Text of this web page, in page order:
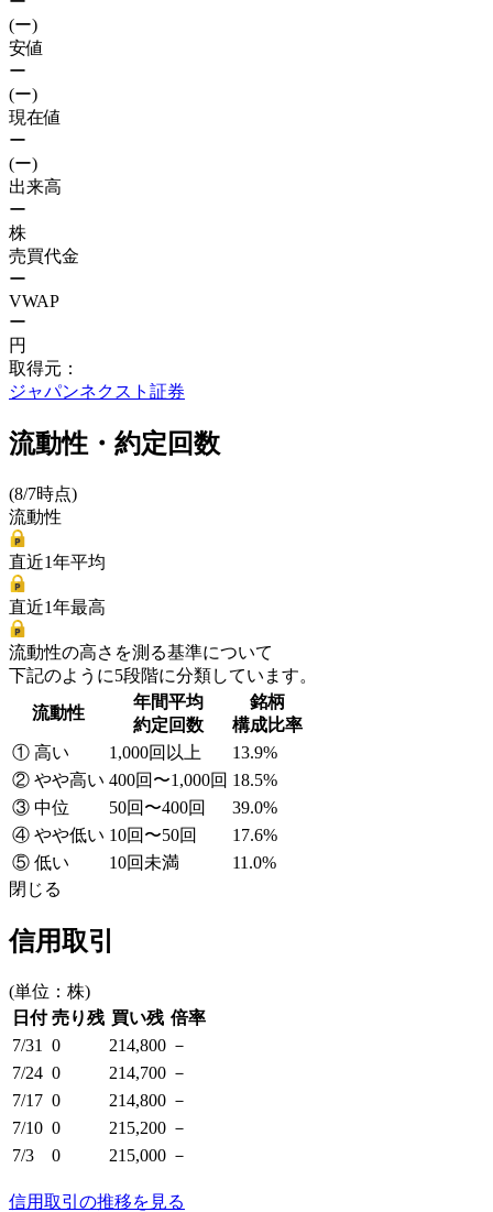
(ー)
安値
ー
(ー)
現在値
ー
(ー)
出来高
ー
株
売買代金
ー
VWAP
ー
円
取得元：
ジャパンネクスト証券
流動性・約定回数
(8/7時点)
流動性
直近1年平均
直近1年最高
流動性の高さを測る基準について
下記のように5段階に分類しています。
流動性
年間平均
約定回数
銘柄
構成比率
① 高い
1,000回以上
13.9%
② やや高い 400回〜1,000回 18.5%
③ 中位
50回〜400回
39.0%
④ やや低い 10回〜50回
17.6%
⑤ 低い
10回未満
11.0%
閉じる
信用取引
(単位：株)
日付 売り残 買い残 倍率
7/31
0 214,800 －
7/24 0 214,700 －
7/17 0 214,800 －
7/10 0 215,200 －
7/3
0 215,000 －
信用取引の推移を見る